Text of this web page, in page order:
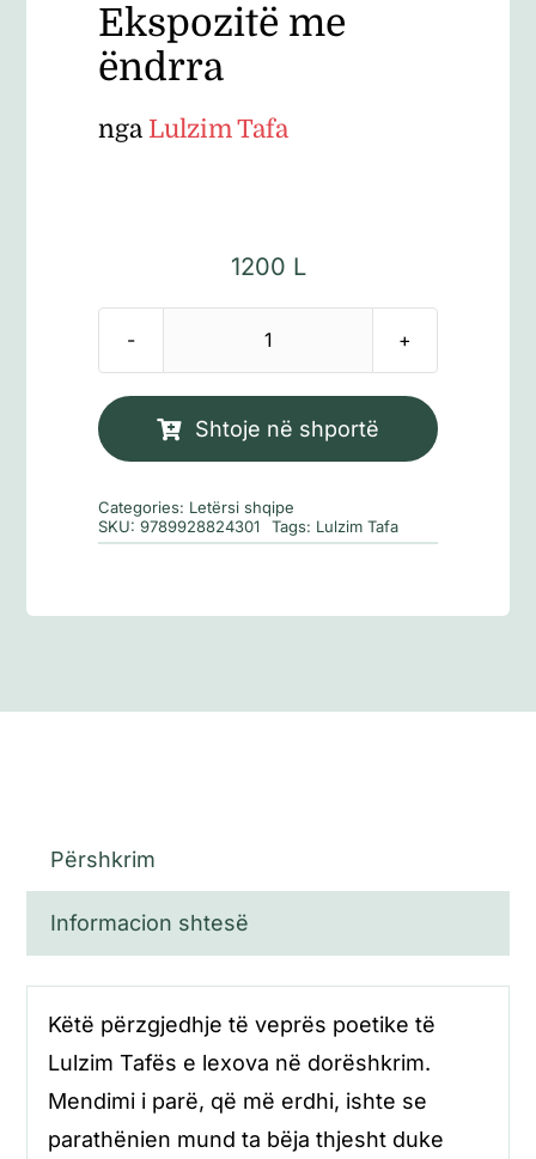
Ekspozitë me
ëndrra
nga Lulzim Tafa
1200 L
Sasi
me
Shtoje në shportë
Categories: Letërsi shqipe
SKU:9789928824301 Tags: Lulzim Tafa
Përshkrim
Informacion shtesë
Këtë përzgjedhje të veprës poetike të
Lulzim Tafës e lexova në dorëshkrim.
Mendimi i parë, që më erdhi, ishte se
parathënien mund ta bëja thjesht duke